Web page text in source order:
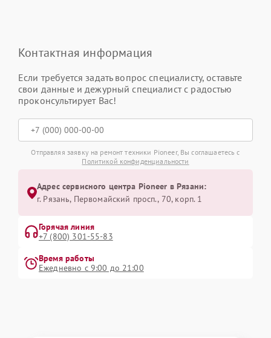
Контактная информация
Если требуется задать вопрос специалисту, оставьте
свои данные и дежурный специалист с радостью
проконсультирует Вас!
Отправляя заявку на ремонт техники Pioneer, Вы соглашаетесь с
Политикой конфиденциальности
Адрес сервисного центра Pioneer в Рязани:
г. Рязань, Первомайский просп., 70, корп. 1
Горячая линия
+7 (800) 301-55-83
Время работы
Ежедневно с 9:00 до 21:00